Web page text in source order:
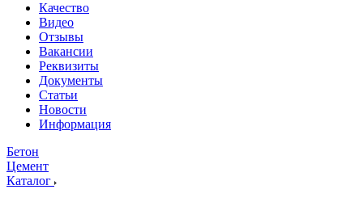
Качество
Видео
Отзывы
Вакансии
Реквизиты
Документы
Статьи
Новости
Информация
Бетон
Цемент
Каталог